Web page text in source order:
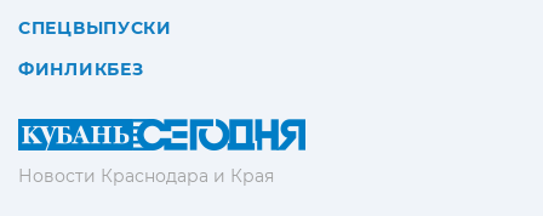
Новости Краснодара и Края
СПЕЦВЫПУСКИ
ФИНЛИКБЕЗ